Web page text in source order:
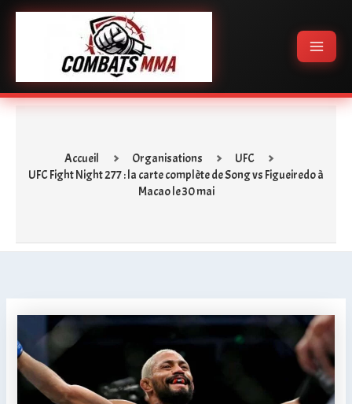
Aller
Menu
Accueil Organisations
UFC
UFC Fight Night 277 : la carte complète de Song vs Figueiredo à
Macao le 30 mai